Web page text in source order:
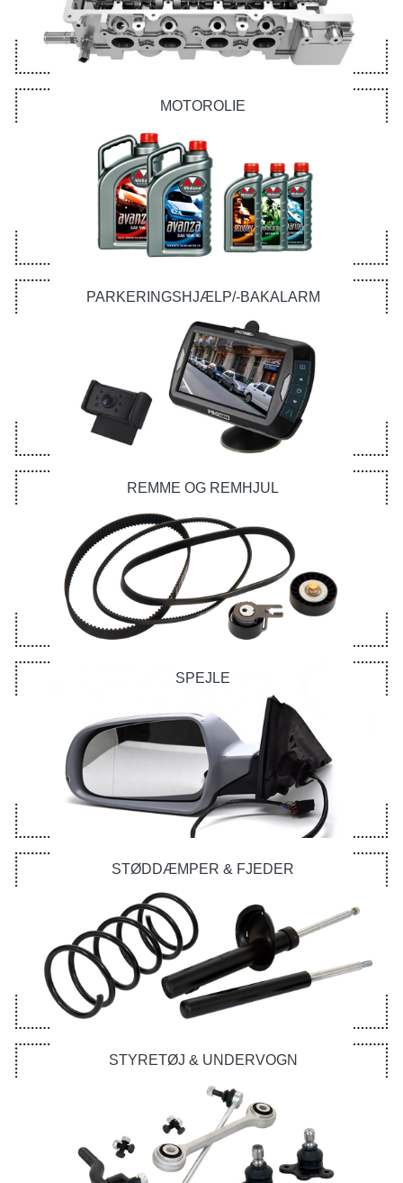
MOTOROLIE
PARKERINGSHJÆLP/-BAKALARM
REMME OG REMHJUL
SPEJLE
STØDDÆMPER & FJEDER
STYRETØJ & UNDERVOGN